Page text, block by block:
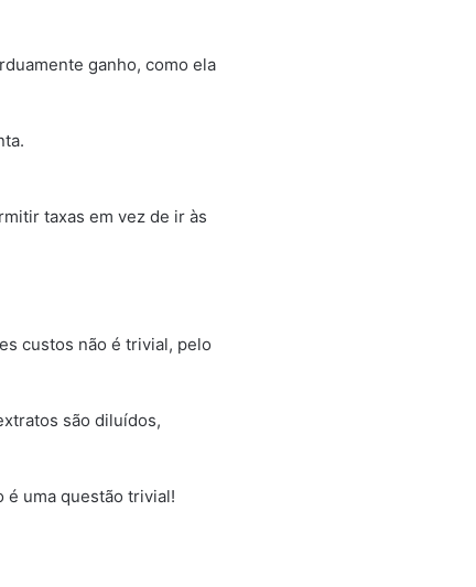
ganho, como ela
taxas em vez de ir às
custos não é trivial, pelo
são diluídos,
é uma questão trivial!